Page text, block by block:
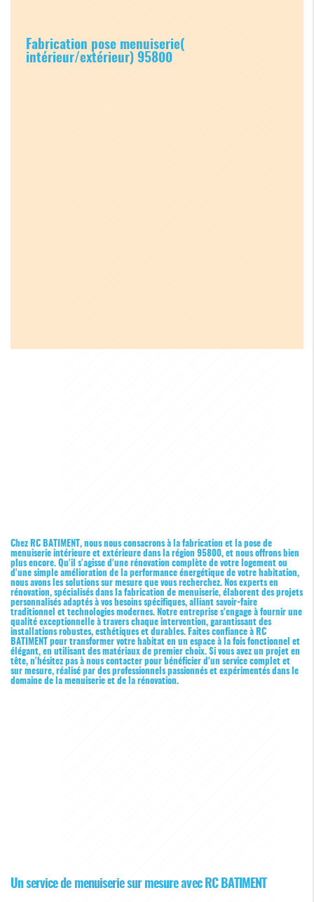
Fabrication pose menuiserie(
intérieur/extérieur) 95800
Chez RC BATIMENT, nous nous consacrons à la fabrication et la pose de
menuiserie intérieure et extérieure dans la région 95800, et nous offrons bien
plus encore. Qu'il s'agisse d'une rénovation complète de votre logement ou
d'une simple amélioration de la performance énergétique de votre habitation,
nous avons les solutions sur mesure que vous recherchez. Nos experts en
rénovation, spécialisés dans la fabrication de menuiserie, élaborent des projets
personnalisés adaptés à vos besoins spécifiques, alliant savoir-faire
traditionnel et technologies modernes. Notre entreprise s'engage à fournir une
qualité exceptionnelle à travers chaque intervention, garantissant des
installations robustes, esthétiques et durables. Faites confiance à RC
BATIMENT pour transformer votre habitat en un espace à la fois fonctionnel et
élégant, en utilisant des matériaux de premier choix. Si vous avez un projet en
tête, n'hésitez pas à nous contacter pour bénéficier d'un service complet et
sur mesure, réalisé par des professionnels passionnés et expérimentés dans le
domaine de la menuiserie et de la rénovation.
Un service de menuiserie sur mesure avec RC BATIMENT